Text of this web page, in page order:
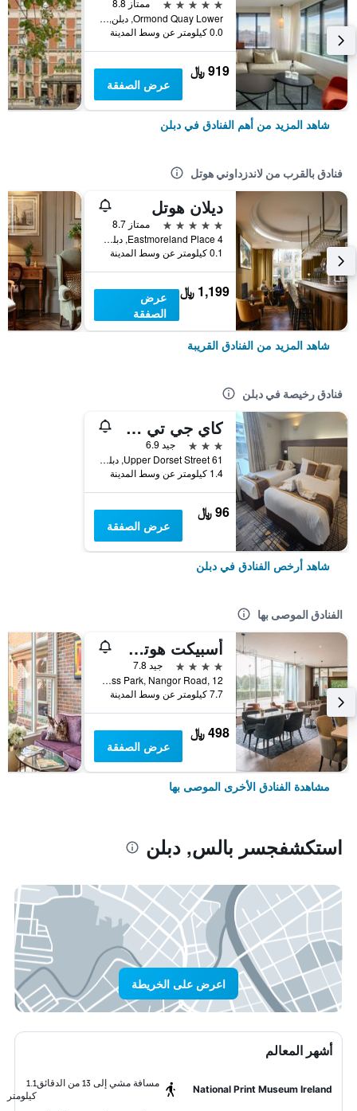
ممتاز 8.8
Ormond Quay Lower, دبلن, أيرلندا
0.0 كيلومتر عن وسط المدينة
919 ﷼
عرض الصفقة
شاهد المزيد من أهم الفنادق في دبلن
فنادق بالقرب من لاندزداوني هوتل
ديلان هوتل
5 نجوم
ممتاز 8.7
4 Eastmoreland Place, دبلن, أيرلندا
0.1 كيلومتر عن وسط المدينة
1,199 ﷼
عرض
الصفقة
شاهد المزيد من الفنادق القريبة
فنادق رخيصة في دبلن
كاي جي تي هاوس
3 نجوم
جيد 6.9
61 Upper Dorset Street, دبلن, أيرلندا
1.4 كيلومتر عن وسط المدينة
96 ﷼
عرض الصفقة
شاهد أرخص الفنادق في دبلن
الفنادق الموصى بها
أسبيكت هوتل دوبلن بارك ويست
4 نجوم
جيد 7.8
Park West Business Park, Nangor Road, 12, دبلن, أيرلندا
7.7 كيلومتر عن وسط المدينة
498 ﷼
عرض الصفقة
مشاهدة الفنادق الأخرى الموصى بها
استكشفجسر بالس, دبلن
اعرض على الخريطة
أشهر المعالم
National Print Museum Ireland
مسافة مشي إلى 13 من الدقائق
1.1
كيلومتر